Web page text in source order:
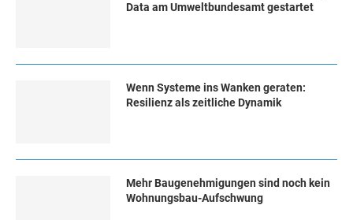
Data am Umweltbundesamt gestartet
Wenn Systeme ins Wanken geraten:
Resilienz als zeitliche Dynamik
Mehr Baugenehmigungen sind noch kein
Wohnungsbau-Aufschwung